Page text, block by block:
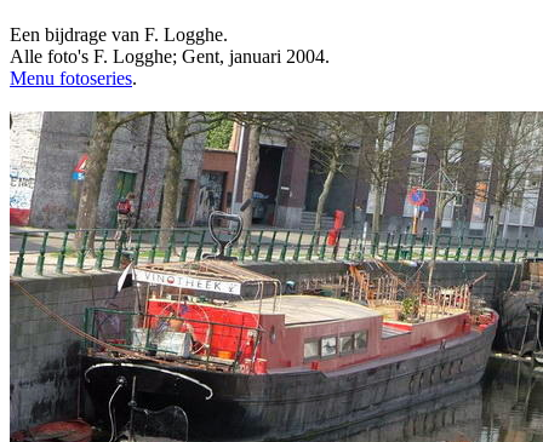
Een bijdrage van F. Logghe.
Alle foto's F. Logghe; Gent, januari 2004.
Menu fotoseries.